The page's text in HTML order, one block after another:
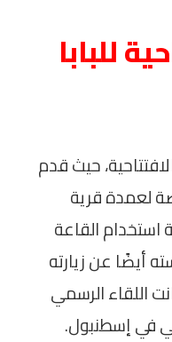
للبابا
حيث قدم
لعمدة قرية
استخدام القاعة
أيضًا عن زيارته
اللقاء الرسمي
في إسطنبول.